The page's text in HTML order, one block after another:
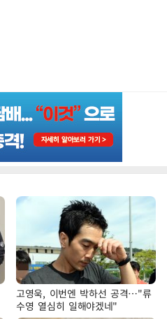
고영욱, 이번엔 박하선 공격…"류
수영 열심히 일해야겠네"